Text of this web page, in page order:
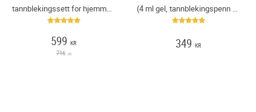
tannblekingssett for hjemmebruk!
599 KR
716 KR
(4 ml gel, tannblekingspenn med mintsmak, peroksidfri
349 KR